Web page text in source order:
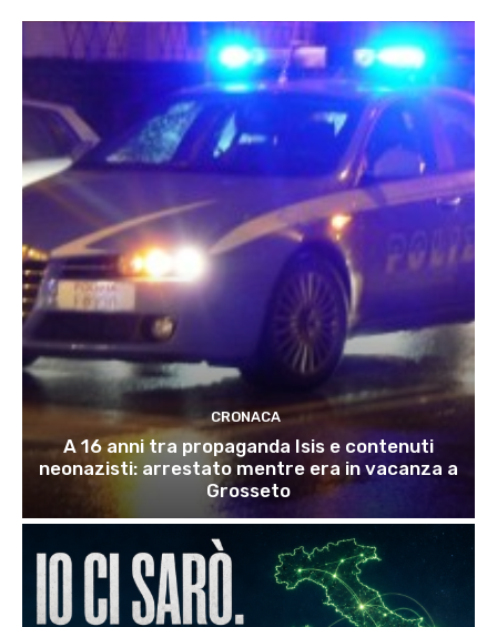
CRONACA
A 16 anni tra propaganda Isis e contenuti
neonazisti: arrestato mentre era in vacanza a
Grosseto